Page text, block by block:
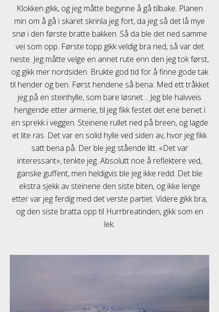
Klokken gikk, og jeg måtte begynne å gå tilbake. Planen
min om å gå i skaret skrinla jeg fort, da jeg så det lå mye
snø i den første bratte bakken. Så da ble det ned samme
vei som opp. Første topp gikk veldig bra ned, så var det
neste. Jeg måtte velge en annet rute enn den jeg tok først,
og gikk mer nordsiden. Brukte god tid for å finne gode tak
til hender og ben. Først hendene så bena. Med ett tråkket
jeg på en steinhylle, som bare løsnet… Jeg ble halvveis
hengende etter armene, til jeg fikk festet det ene benet i
en sprekk i veggen. Steinene rullet ned på breen, og lagde
et lite ras. Det var en solid hylle ved siden av, hvor jeg fikk
satt bena på. Der ble jeg stående litt. «Det var
interessant», tenkte jeg. Absolutt noe å reflektere ved,
ganske guffent, men heldigvis ble jeg ikke redd. Det ble
ekstra sjekk av steinene den siste biten, og ikke lenge
etter var jeg ferdig med det verste partiet. Videre gikk bra,
og den siste bratta opp til Hurrbreatinden, gikk som en
lek.